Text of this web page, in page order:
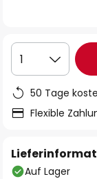
1
50 Tage
Flexible
Auf Lager